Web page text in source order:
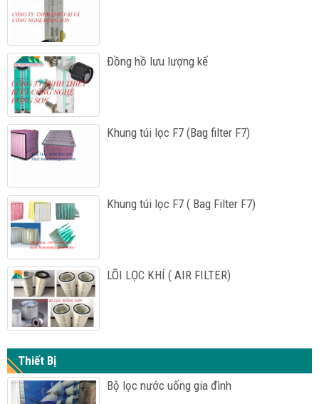
Đồng hồ lưu lượng kế
Khung túi lọc F7 (Bag filter F7)
Khung túi lọc F7 ( Bag Filter F7)
LÕI LỌC KHÍ ( AIR FILTER)
Thiết Bị
Bộ lọc nước uống gia đình